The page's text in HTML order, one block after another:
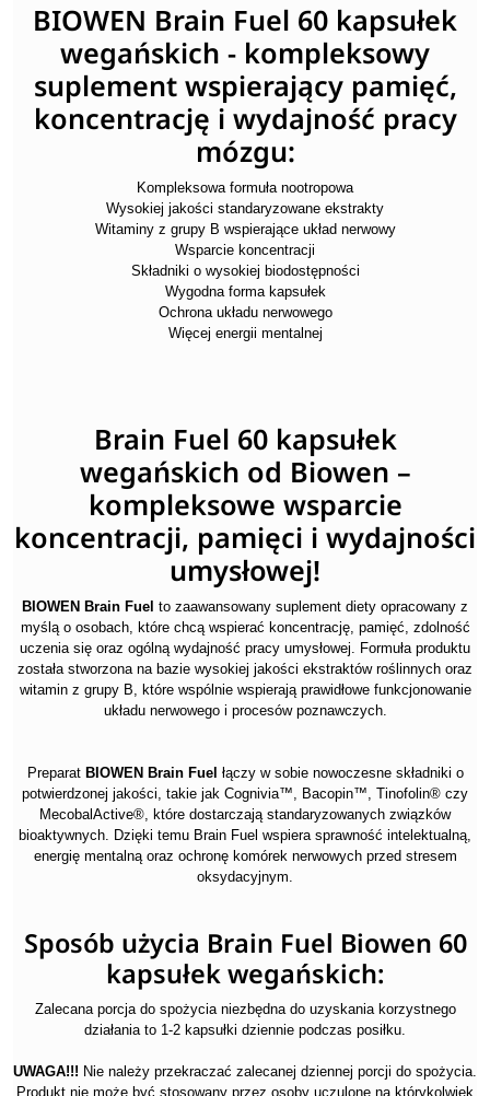
BIOWEN Brain Fuel 60 kapsułek
wegańskich - kompleksowy
suplement wspierający pamięć,
koncentrację i wydajność pracy
mózgu:
Kompleksowa formuła nootropowa
Wysokiej jakości standaryzowane ekstrakty
Witaminy z grupy B wspierające układ nerwowy
Wsparcie koncentracji
Składniki o wysokiej biodostępności
Wygodna forma kapsułek
Ochrona układu nerwowego
Więcej energii mentalnej
Brain Fuel 60 kapsułek
wegańskich od Biowen –
kompleksowe wsparcie
koncentracji, pamięci i wydajności
umysłowej!
BIOWEN Brain Fuel to zaawansowany suplement diety opracowany z
myślą o osobach, które chcą wspierać koncentrację, pamięć, zdolność
uczenia się oraz ogólną wydajność pracy umysłowej. Formuła produktu
została stworzona na bazie wysokiej jakości ekstraktów roślinnych oraz
witamin z grupy B, które wspólnie wspierają prawidłowe funkcjonowanie
układu nerwowego i procesów poznawczych.
Preparat BIOWEN Brain Fuel łączy w sobie nowoczesne składniki o
potwierdzonej jakości, takie jak Cognivia™, Bacopin™, Tinofolin® czy
MecobalActive®, które dostarczają standaryzowanych związków
bioaktywnych. Dzięki temu Brain Fuel wspiera sprawność intelektualną,
energię mentalną oraz ochronę komórek nerwowych przed stresem
oksydacyjnym.
Sposób użycia Brain Fuel Biowen 60
kapsułek wegańskich:
Zalecana porcja do spożycia niezbędna do uzyskania korzystnego
działania to 1-2 kapsułki dziennie podczas posiłku.
UWAGA!!! Nie należy przekraczać zalecanej dziennej porcji do spożycia.
Produkt nie może być stosowany przez osoby uczulone na którykolwiek